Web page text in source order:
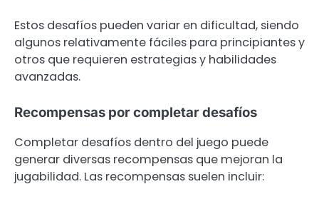
Estos desafíos pueden variar en dificultad, siendo
algunos relativamente fáciles para principiantes y
otros que requieren estrategias y habilidades
avanzadas.
Recompensas por completar desafíos
Completar desafíos dentro del juego puede
generar diversas recompensas que mejoran la
jugabilidad. Las recompensas suelen incluir: